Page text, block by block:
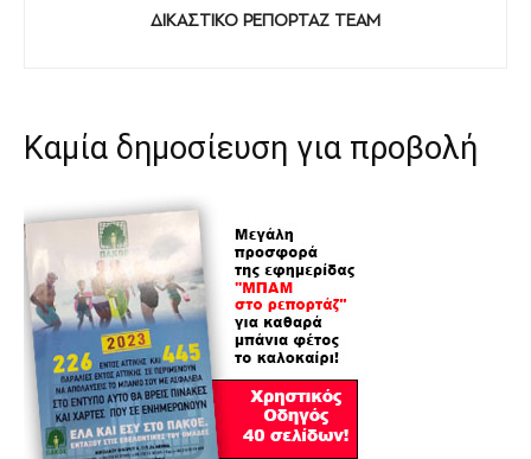
ΔΙΚΑΣΤΙΚΟ ΡΕΠΟΡΤΑΖ TEAM
Καμία δημοσίευση για προβολή